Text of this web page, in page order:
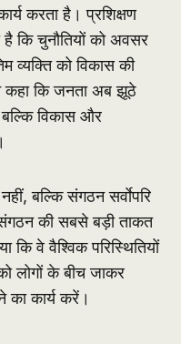
करता है। प्रशिक्षण
है कि चुनौतियों को अवसर
को विकास की
कहा कि जनता अब झूठे
बल्कि विकास और
बल्कि संगठन सर्वाेपरि
की सबसे बड़ी ताकत
कि वे वैश्विक परिस्थितियों
लोगों के बीच जाकर
कार्य करें।